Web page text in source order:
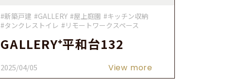
#新築戸建 #GALLERY #屋上庭園 #キッチン収納
#タンクレストイレ #リモートワークスペース
GALLERY⁺平和台132
2025/04/05 View more